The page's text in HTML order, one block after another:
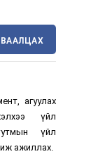
агуулах
үйл
үйл
ажиллах.